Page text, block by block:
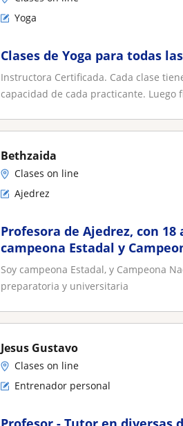
Yoga
Clases de Yoga para todas
Instructora Certificada. Cada clase
capacidad de cada practicante. Luego
Bethzaida
Clases on line
Ajedrez
Profesora de Ajedrez, con
campeona Estadal y
Soy campeona Estadal, y Campeona
preparatoria y universitaria
Jesus Gustavo
Clases on line
Entrenador personal